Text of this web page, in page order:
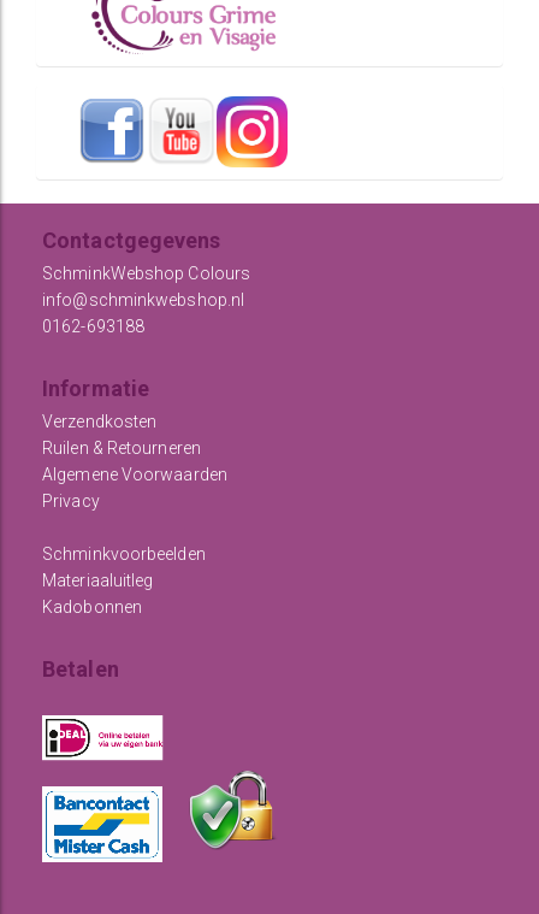
Contactgegevens
SchminkWebshop Colours
info@schminkwebshop.nl
0162-693188
Informatie
Verzendkosten
Ruilen & Retourneren
Algemene Voorwaarden
Privacy
Schminkvoorbeelden
Materiaaluitleg
Kadobonnen
Betalen